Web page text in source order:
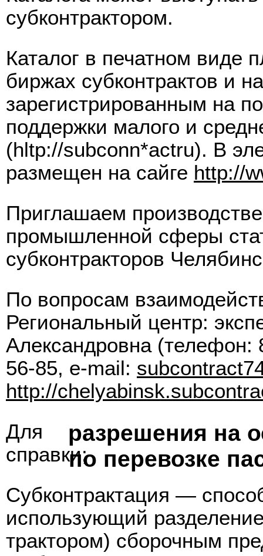
субконтрактором.
Каталог в печатном виде
биржах субконтрактов и
зарегистрированным на
поддержки малого и
(hltp://subconn*actru). В
размещен на сайге http://
Приглашаем
промышленной сферы
субконтракторов
По вопросам
Региональный центр:
Александровна (телефон:
56-85, e-mail:
http://
Для
справки;
Субконтрактация —
использующий
трактором) сборочным
разрешения на
по перевозке